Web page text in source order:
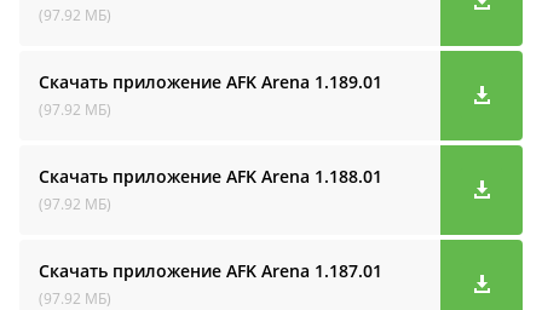
(97.92 МБ)
Скачать приложение AFK Arena 1.189.01
(97.92 МБ)
Скачать приложение AFK Arena 1.188.01
(97.92 МБ)
Скачать приложение AFK Arena 1.187.01
(97.92 МБ)